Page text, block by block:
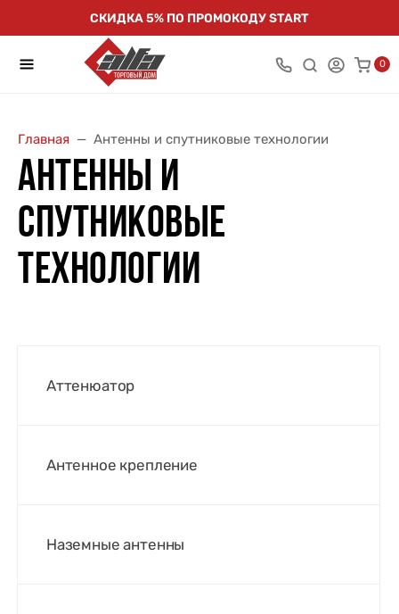
СКИДКА 5% ПО ПРОМОКОДУ START
0
Главная Антенны и спутниковые технологии
АНТЕННЫ И
СПУТНИКОВЫЕ
ТЕХНОЛОГИИ
Аттенюатор
Антенное крепление
Наземные антенны